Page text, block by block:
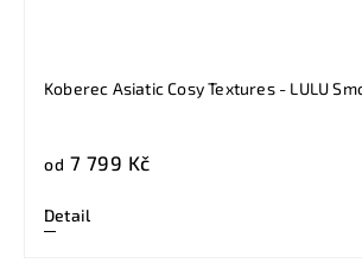
Koberec Asiatic Cosy Textures - LULU
od 7 799 Kč
Detail